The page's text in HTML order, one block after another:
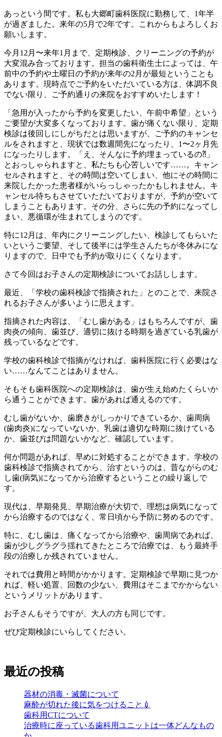
あっという間です。私も大郷町歯科医院に勤務して、1年半
が過ぎました。来年の5月で2年です。これからもよろしくお
願いします。
今月12月〜来年1月まで、定期検診、クリーニングの予約が
大変混み合っております。担当の歯科衛生士によっては、午
前中の予約や土曜日の予約が来年の2月が最短ということも
あります。現時点でご予約をいただいている方は、体調不良
でない限り、ご予約通りの来院をおすすめいたします！
「急用が入ったから予約を変更したい、午前中希望」という
ご要望が大変多くなっております。歯が痛くない限り、定期
検診は後回しにしがちだとは思いますが、ご予約のキャンセ
ルをされますと、現状では数週間先になったり、1〜2ヶ月先
になったりします。「え、そんなに予約埋まっているの⁈」
とおっしゃられますと、私たちも心苦しいです……。キャン
セルされますと、その時間は空いてしまい、他にその時間に
来院したかった患者様がいらっしゃったかもしれません。キ
ャンセル待ちもさせていただいておりますが、予約が空いて
しまうこともあります。その分、さらに先の予約になってし
まい、悪循環が生まれてしまうのです。
特に12月は、年内にクリーニングしたい、検診してもらいた
いというご要望、そして後半には学生さんたちが冬休みにな
りますので、日中でも予約が取りにくくなります。
さて今回はお子さんの定期検診についてお話しします。
最近、「学校の歯科検診で指摘された」とのことで、来院さ
れるお子さんが多いように思えます。
指摘された内容は、「むし歯がある」はもちろんですが、歯
肉炎の傾向、歯並び、適切に抜ける時期を過ぎている乳歯が
残っているなどです。
学校の歯科検診で指摘がなければ、歯科医院に行く必要はな
い……なんてことはありません。
そもそも歯科医院への定期検診は、歯が生え始めたくらいか
ら通うことができます。歯があれば通えるのです。
むし歯がないか、歯磨きがしっかりできているか、歯周病
(歯肉炎)になっていないか、乳歯は適切な時期に抜けている
か、歯並びは問題ないかなど、確認しています。
何か問題があれば、早めに対処することができます。学校の
歯科検診で指摘されてから、治すというのは、昔ながらのむ
し歯(病気)になってから治療するということの繰り返しで
す。
現代は、早期発見、早期治療が大切で、理想は病気になって
から治療するのではなく、常日頃から予防に努めるのです。
特に、むし歯は、痛くなってから治療や、歯周病であれば、
歯が少しグラグラ揺れてきたところで治療では、もう最終手
段の治療しか残されていません。
それでは費用と時間がかかります。定期検診で早期に見つか
れば、軽い処置、回数の少ない、費用はそこまでかからない
というメリットがあります。
お子さんもそうですが、大人の方も同じです。
ぜび定期検診にいらしてください。
最近の投稿
器材の消毒・滅菌について
麻酔が切れた後に気をつけること💉
歯科用CTについて
治療時に座っている歯科用ユニットは一体どんなもの